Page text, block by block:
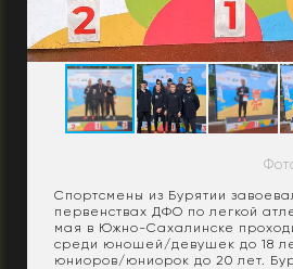
Спортсмены из Бурятии
первенствах ДФО по легкой
мая в Южно-Сахалинске
среди юношей/девушек до 18
юниоров/юниорок до 20 лет.